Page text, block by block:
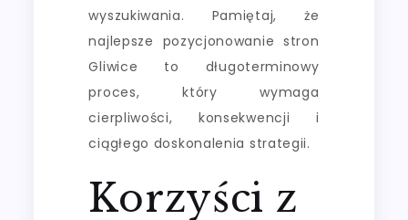
wyszukiwania. Pamiętaj, że
najlepsze pozycjonowanie stron
Gliwice to długoterminowy
proces, który wymaga
cierpliwości, konsekwencji i
ciągłego doskonalenia strategii.
Korzyści z